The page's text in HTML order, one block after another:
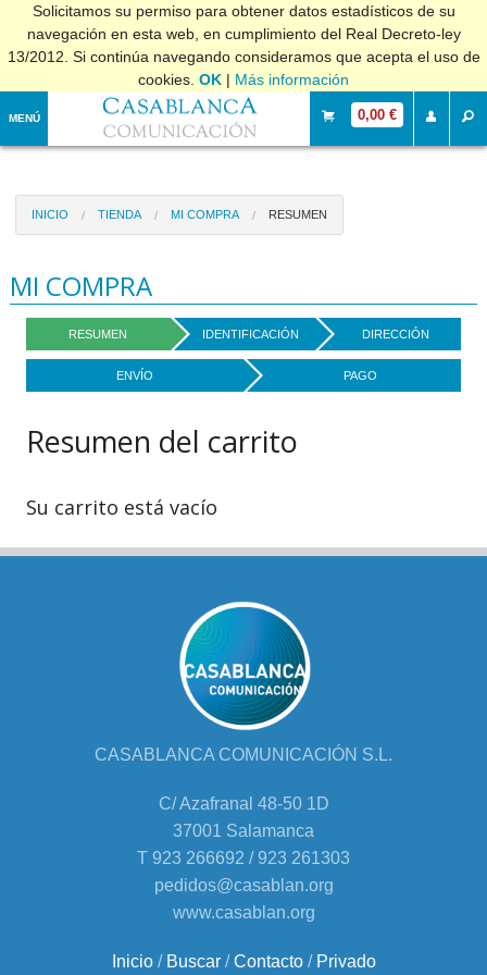
Solicitamos su permiso para obtener datos estadísticos de su
navegación en esta web, en cumplimiento del Real Decreto-ley
13/2012. Si continúa navegando consideramos que acepta el uso de
cookies. OK | Más información
MENÚ 0,00 €
INICIO TIENDA MI COMPRA RESUMEN
MI COMPRA
RESUMEN IDENTIFICACIÓN DIRECCIÓN
ENVÍO PAGO
Resumen del carrito
Su carrito está vacío
CASABLANCA COMUNICACIÓN S.L.
C/ Azafranal 48-50 1D
37001 Salamanca
T 923 266692 / 923 261303
pedidos@casablan.org
www.casablan.org
Inicio/ Buscar/Contacto/ Privado